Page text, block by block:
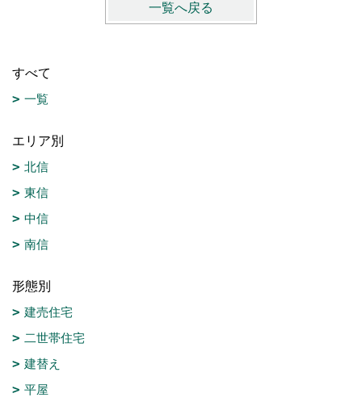
一覧へ戻る
すべて
一覧
エリア別
北信
東信
中信
南信
形態別
建売住宅
二世帯住宅
建替え
平屋